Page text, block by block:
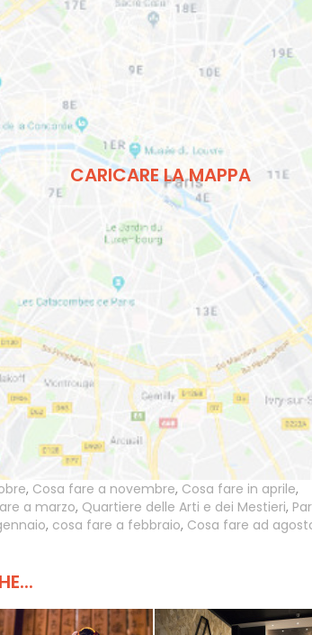
CARICARE LA MAPPA
, Cosa fare a novembre, Cosa fare in aprile,
a marzo, Quartiere delle Arti e dei Mestieri,
, cosa fare a febbraio, Cosa fare ad